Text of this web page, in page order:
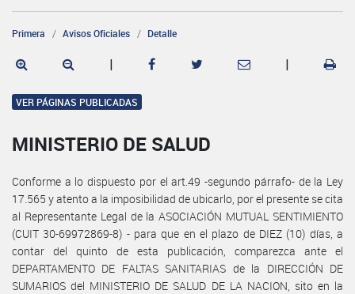
Primera Avisos Oficiales Detalle
| |
VER PÁGINAS PUBLICADAS
MINISTERIO DE SALUD
Conforme a lo dispuesto por el art.49 -segundo párrafo- de la Ley
17.565 y atento a la imposibilidad de ubicarlo, por el presente se cita
al Representante Legal de la ASOCIACIÓN MUTUAL SENTIMIENTO
(CUIT 30-69972869-8) - para que en el plazo de DIEZ (10) días, a
contar del quinto de esta publicación, comparezca ante el
DEPARTAMENTO DE FALTAS SANITARIAS de la DIRECCIÓN DE
SUMARIOS del MINISTERIO DE SALUD DE LA NACION, sito en la